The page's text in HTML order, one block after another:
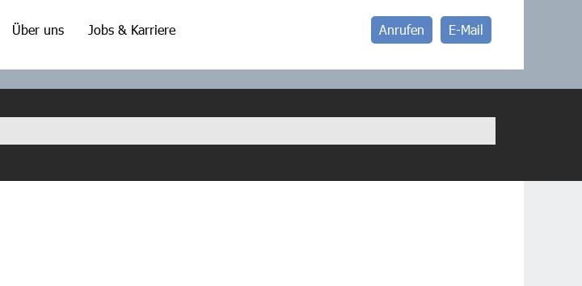
Über uns Jobs & Karriere Anrufen E-Mail